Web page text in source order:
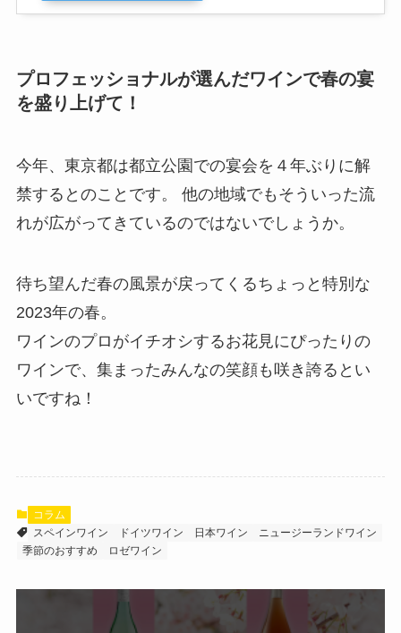
プロフェッショナルが選んだワインで春の宴
を盛り上げて！
今年、東京都は都立公園での宴会を４年ぶりに解
禁するとのことです。 他の地域でもそういった流
れが広がってきているのではないでしょうか。
待ち望んだ春の風景が戻ってくるちょっと特別な
2023年の春。
ワインのプロがイチオシするお花見にぴったりの
ワインで、集まったみんなの笑顔も咲き誇るとい
いですね！
コラム
スペインワイン
ドイツワイン 日本ワイン
ニュージーランドワイン
季節のおすすめ
ロゼワイン